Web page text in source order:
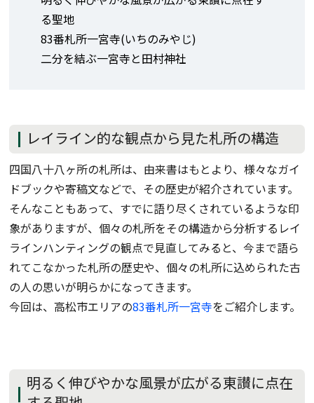
る聖地
83番札所一宮寺(いちのみやじ)
二分を結ぶ一宮寺と田村神社
レイライン的な観点から見た札所の構造
四国八十八ヶ所の札所は、由来書はもとより、様々なガイ
ドブックや寄稿文などで、その歴史が紹介されています。
そんなこともあって、すでに語り尽くされているような印
象がありますが、個々の札所をその構造から分析するレイ
ラインハンティングの観点で見直してみると、今まで語ら
れてこなかった札所の歴史や、個々の札所に込められた古
の人の思いが明らかになってきます。
今回は、高松市エリアの83番札所一宮寺をご紹介します。
明るく伸びやかな風景が広がる東讃に点在